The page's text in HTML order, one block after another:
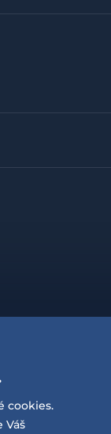
cookies.
Váš